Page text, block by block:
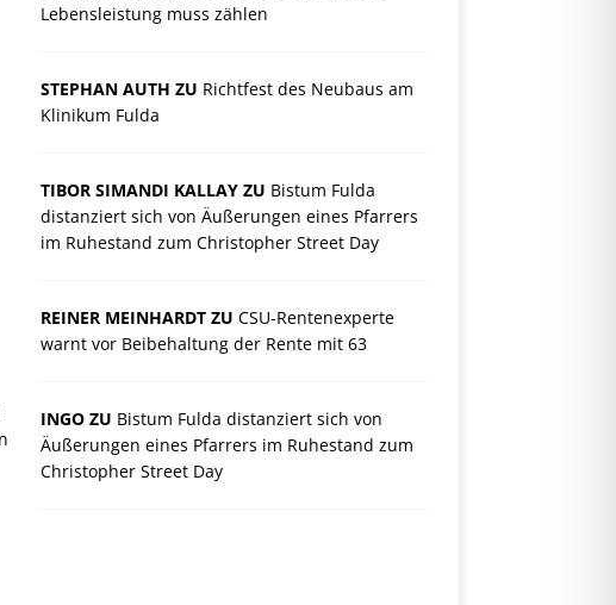
Lebensleistung muss zählen
STEPHAN AUTH ZU Richtfest des Neubaus am
Klinikum Fulda
TIBOR SIMANDI KALLAY ZU Bistum Fulda
distanziert sich von Äußerungen eines Pfarrers
im Ruhestand zum Christopher Street Day
REINER MEINHARDT ZU CSU-Rentenexperte
warnt vor Beibehaltung der Rente mit 63
INGO ZU Bistum Fulda distanziert sich von
Äußerungen eines Pfarrers im Ruhestand zum
Christopher Street Day